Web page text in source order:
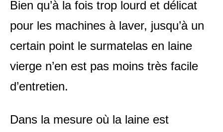
Bien qu’à la fois trop lourd et délicat
pour les machines à laver, jusqu’à un
certain point le surmatelas en laine
vierge n’en est pas moins très facile
d’entretien.
Dans la mesure où la laine est